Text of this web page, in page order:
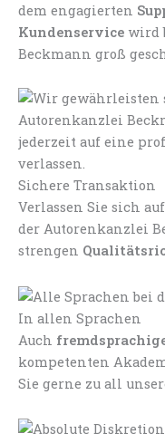
dem engagierten
Kundenservice wird
Beckmann groß
Sichere Transaktion
Verlassen Sie sich
der Autorenkanzlei
strengen
In allen Sprachen
Auch
kompetenten
Sie gerne zu all